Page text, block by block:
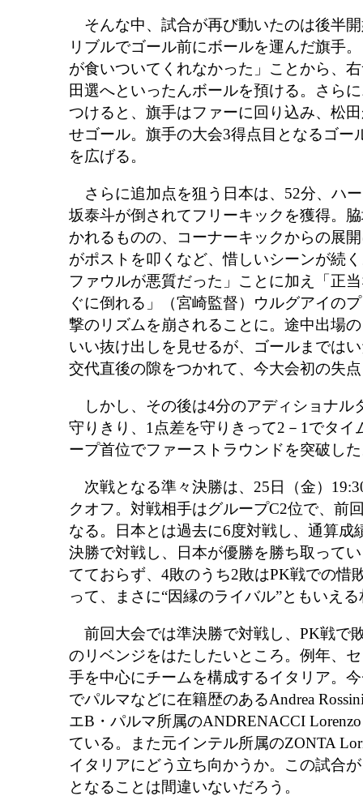
そんな中、試合が再び動いたのは後半
リブルでゴール前にボールを運んだ旗手
が食いついてくれなかった」ことから、
田選へといったんボールを預ける。さら
つけると、旗手はファーに回り込み、松
せゴール。旗手の大会3得点目となるゴー
を広げる。
さらに追加点を狙う日本は、52分、ハ
坂泰斗が倒されてフリーキックを獲得。
かれるものの、コーナーキックからの展
がポストを叩くなど、惜しいシーンが続
ファウルが悪質だった」ことに加え「正
ぐに倒れる」（宮崎監督）ウルグアイの
撃のリズムを崩されることに。途中出場
いい抜け出しを見せるが、ゴールまでは
交代直後の隙をつかれて、今大会初の失
しかし、その後は4分のアディショナル
守りきり、1点差を守りきって2－1でタイ
ープ首位でファーストラウンドを突破し
次戦となる準々決勝は、25日（金）
クオフ。対戦相手はグループC2位で、前
なる。日本とは過去に6度対戦し、通算成
決勝で対戦し、日本が優勝を勝ち取って
てておらず、4敗のうち2敗はPK戦での惜
って、まさに“因縁のライバル”ともいえ
前回大会では準決勝で対戦し、PK戦で
のリベンジをはたしたいところ。例年、
手を中心にチームを構成するイタリア。
でパルマなどに在籍歴のあるAndrea
エB・パルマ所属のANDRENACCI
ている。また元インテル所属のZONTA
イタリアにどう立ち向かうか。この試合
となることは間違いないだろう。